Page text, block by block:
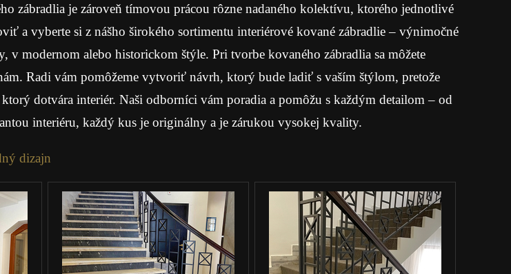
zábradlia je zároveň tímovou prácou rôzne nadaného kolektívu, ktorého jednotlivé
a vyberte si z nášho širokého sortimentu interiérové kované zábradlie – výnimočné
v modernom alebo historickom štýle. Pri tvorbe kovaného zábradlia sa môžete
Radi vám pomôžeme vytvoriť návrh, ktorý bude ladiť s vaším štýlom, pretože
dotvára interiér. Naši odborníci vám poradia a pomôžu s každým detailom – od
interiéru, každý kus je originálny a je zárukou vysokej kvality.
dizajn